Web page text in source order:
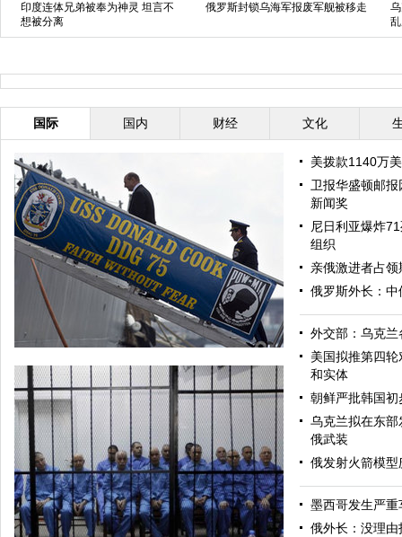
印度连体兄弟被奉为神灵 坦言不
想被分离
俄罗斯封锁乌海军报废军舰被移走
国际 国内 财经 文化
美军导弹驱逐舰抵达黑海旨在威慑俄罗斯
美拨款1140万
卫报华盛顿邮
新闻奖
尼日利亚爆炸
组织
亲俄激进者占
俄罗斯外长：
外交部：乌克
美国拟推第四
和实体
朝鲜严批韩国
乌克兰拟在东
俄武装
俄发射火箭模
墨西哥发生严
俄外长：没理